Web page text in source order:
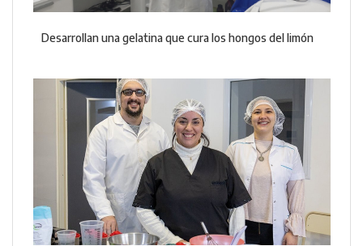
Desarrollan una gelatina que cura los hongos del limón